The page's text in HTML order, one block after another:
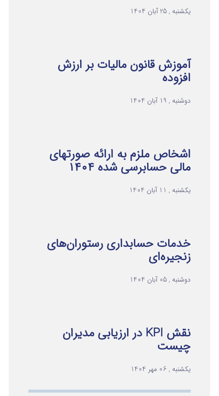
یکشنبه , 25 آبان 1404
آموزش قانون مالیات بر ارزش
افزوده
دوشنبه , 19 آبان 1404
اشخاص ملزم به ارائه صورتهای
مالی حسابرسی شده ۱۴۰۴
یکشنبه , 11 آبان 1404
خدمات حسابداری رستوران‌های
زنجیره‌ای
دوشنبه , 05 آبان 1404
نقش KPI در ارزیابی مدیران
چیست
یکشنبه , 06 مهر 1404